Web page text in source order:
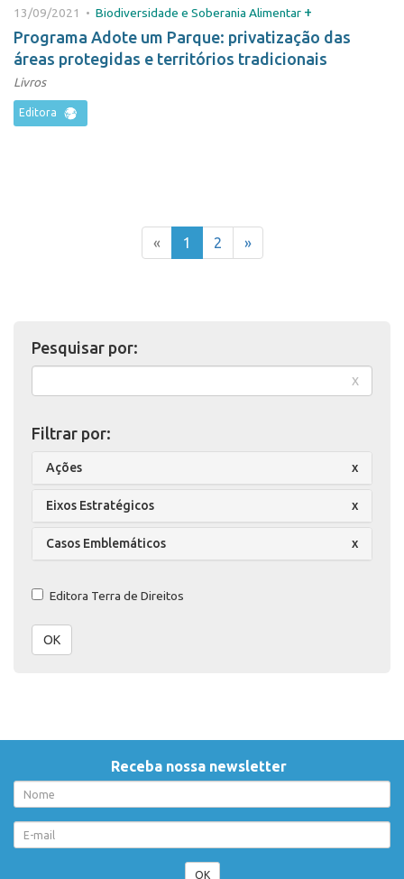
13/09/2021 • Biodiversidade e Soberania Alimentar +
Programa Adote um Parque: privatização das
áreas protegidas e territórios tradicionais
Livros
Editora
« 1 2 »
Pesquisar por:
x
Filtrar por:
Ações x
Eixos Estratégicos x
Casos Emblemáticos x
Editora Terra de Direitos
OK
Receba nossa newsletter
OK